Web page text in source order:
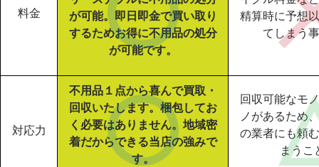
料金
が可能。即日即金で買い取り
するためお得に不用品の処分
が可能です。
精算時に予想
てしまう
対応力
不用品１点から喜んで買取・
回収いたします。梱包してお
く必要はありません。地域密
着だからできる当店の強みで
す。
回収可能なモ
ノがあるため
の業者にも頼
まうこ